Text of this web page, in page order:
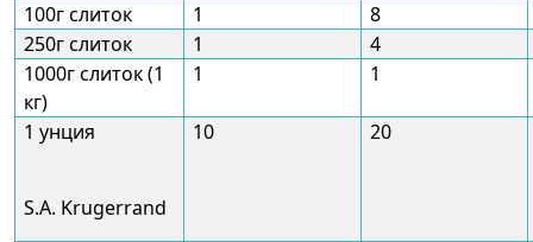
100г слиток
1
8
250г слиток
1
4
1000г слиток (1
кг)
1 1
1 унция
S.A. Krugerrand
10 20